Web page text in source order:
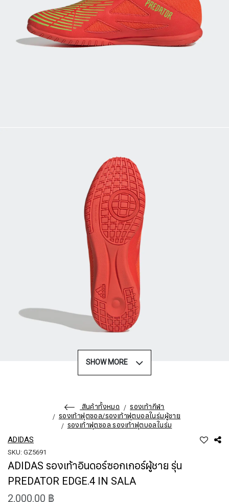
SHOW MORE
สินค้าทั้งหมด
รองเท้ากีฬา
รองเท้าฟุตซอล/รองเท้าฟุตบอลในร่มผู้ชาย
รองเท้าฟุตซอล รองเท้าฟุตบอลในร่ม
ADIDAS
SKU: GZ5691
ADIDAS รองเท้าอินดอร์ซอกเกอร์ผู้ชาย รุ่น
PREDATOR EDGE.4 IN SALA
2,000.00 ฿